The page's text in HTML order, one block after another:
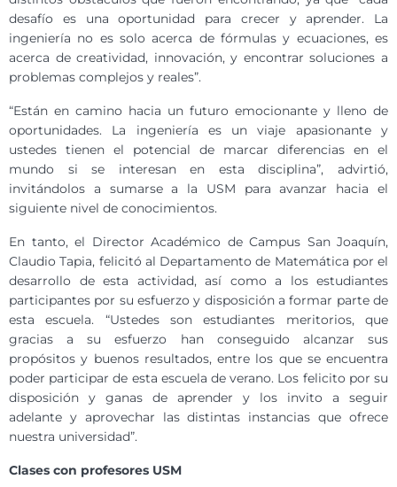
desafío es una oportunidad para crecer y aprender. La
ingeniería no es solo acerca de fórmulas y ecuaciones, es
acerca de creatividad, innovación, y encontrar soluciones a
problemas complejos y reales”.
“Están en camino hacia un futuro emocionante y lleno de
oportunidades. La ingeniería es un viaje apasionante y
ustedes tienen el potencial de marcar diferencias en el
mundo si se interesan en esta disciplina”, advirtió,
invitándolos a sumarse a la USM para avanzar hacia el
siguiente nivel de conocimientos.
En tanto, el Director Académico de Campus San Joaquín,
Claudio Tapia, felicitó al Departamento de Matemática por el
desarrollo de esta actividad, así como a los estudiantes
participantes por su esfuerzo y disposición a formar parte de
esta escuela. “Ustedes son estudiantes meritorios, que
gracias a su esfuerzo han conseguido alcanzar sus
propósitos y buenos resultados, entre los que se encuentra
poder participar de esta escuela de verano. Los felicito por su
disposición y ganas de aprender y los invito a seguir
adelante y aprovechar las distintas instancias que ofrece
nuestra universidad”.
Clases con profesores USM